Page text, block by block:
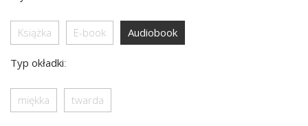
Książka E-book Audiobook
Typ okładki:
miękka twarda